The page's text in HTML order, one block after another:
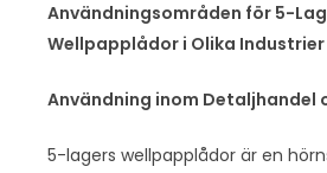
Användningsområden för 5-
Wellpapplådor i Olika Industrier
Användning inom Detaljhandel
5-lagers wellpapplådor är en